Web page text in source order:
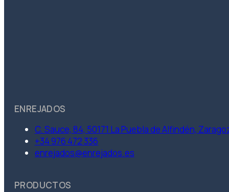
ENREJADOS
C. Sauce, 84, 50171 La Puebla de Alfindén,
+34 976 472 336
enrejados@enrejados.es
PRODUCTOS